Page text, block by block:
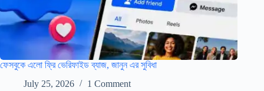
ফেসবুকে এলো ফ্রি ভেরিফাইড ব্যাজ, জানুন এর সুবিধা
July 25, 2026
1 Comment